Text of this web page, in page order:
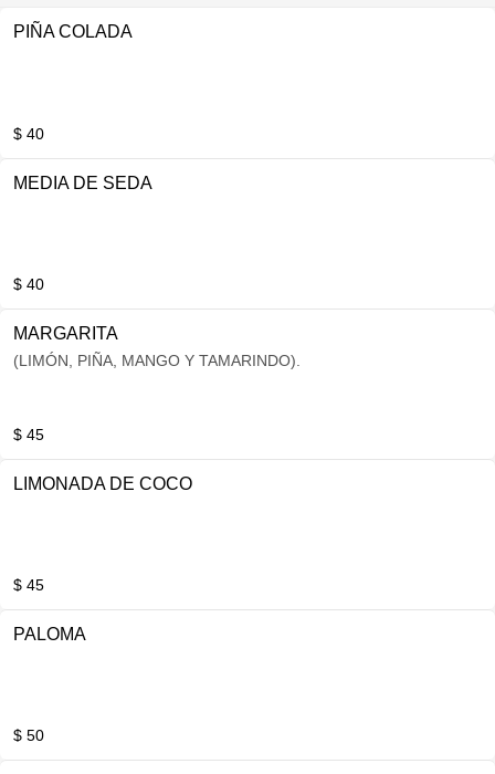
PIÑA COLADA
$ 40
MEDIA DE SEDA
$ 40
MARGARITA
(LIMÓN, PIÑA, MANGO Y TAMARINDO).
$ 45
LIMONADA DE COCO
$ 45
PALOMA
$ 50